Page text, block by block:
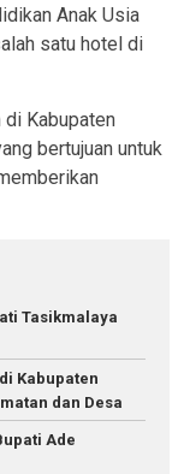
Anak Usia
satu hotel di
di Kabupaten
bertujuan untuk
Tasikmalaya
Kabupaten
dan Desa
Ade